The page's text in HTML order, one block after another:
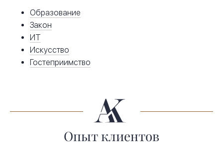
Образование
Закон
ИТ
Искусство
Гостеприимство
Опыт клиентов